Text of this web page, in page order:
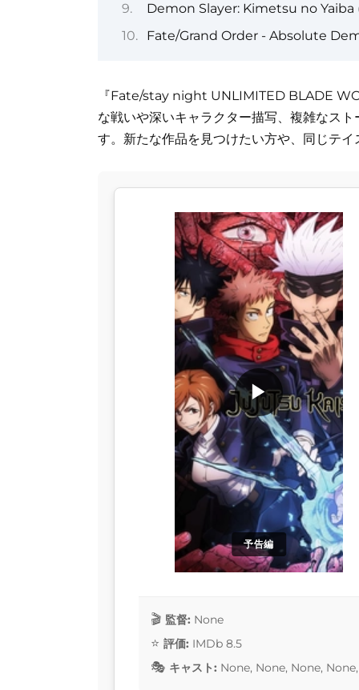
Demon Slayer: Kimetsu no Yaiba
Fate/Grand Order - Absolute
『Fate/stay night UNLIMITED BLADE
な戦いや深いキャラクター描写、複雑なス
す。新たな作品を見つけたい方や、同じテ
予告編
▶
監督: None
評価: IMDb 8.5
キャスト: None, None, None,